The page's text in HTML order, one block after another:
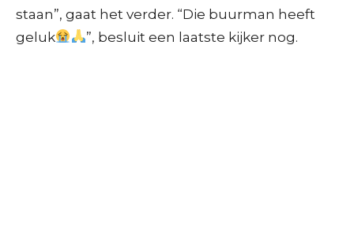
staan”, gaat het verder. “Die buurman heeft
geluk
”, besluit een laatste kijker nog.